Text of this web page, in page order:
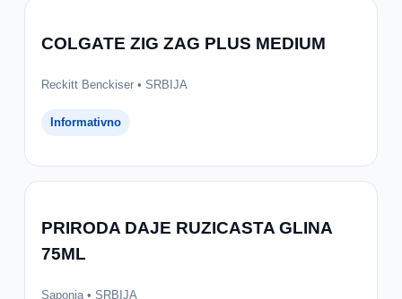
COLGATE ZIG ZAG PLUS MEDIUM
Reckitt Benckiser • SRBIJA
Informativno
PRIRODA DAJE RUZICASTA GLINA
75ML
Saponia • SRBIJA